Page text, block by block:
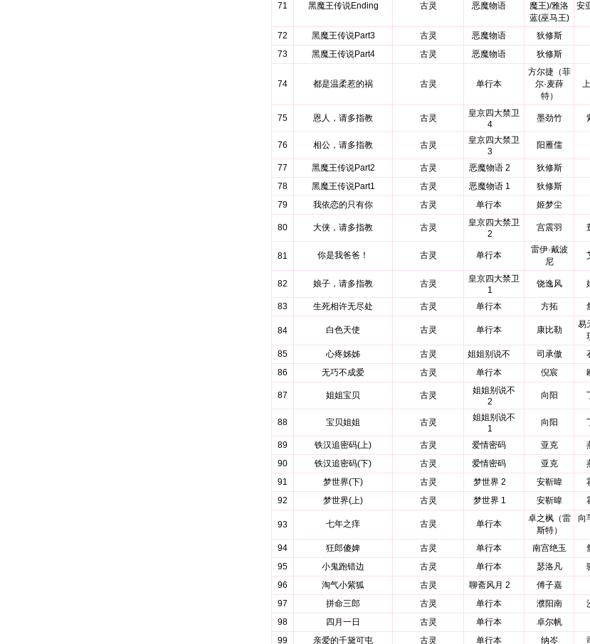
71 黑魔王传说Ending 古灵 恶魔物语
魔王)/雅洛
蓝(巫马王)
安
72 黑魔王传说Part3 古灵 恶魔物语 狄修斯
73
黑魔王传说Part4 古灵 恶魔物语 狄修斯
74 都是温柔惹的祸 古灵 单行本
方尔捷（菲
尔·麦薛
特）
75 恩人，请多指教 古灵
皇京四大禁卫
4
墨劲竹
76 相公，请多指教 古灵
皇京四大禁卫
3
阳雁儒
77 黑魔王传说Part2 古灵 恶魔物语 2 狄修斯
78
黑魔王传说Part1 古灵 恶魔物语 1 狄修斯
79
我依恋的只有你 古灵 单行本 姬梦尘
80 大侠，请多指教 古灵
皇京四大禁卫
2
宫震羽
81 你是我爸爸！ 古灵 单行本
雷伊·戴波
尼
82 娘子，请多指教 古灵
皇京四大禁卫
1
饶逸风
83 生死相许无尽处 古灵 单行本 方拓
84 白色天使 古灵 单行本 康比勒
易
85 心疼姊姊 古灵 姐姐别说不 司承傲
86
无巧不成爱 古灵 单行本 倪宸
87 姐姐宝贝 古灵
姐姐别说不
2
向阳
88 宝贝姐姐 古灵
姐姐别说不
1
向阳
89 铁汉追密码(上) 古灵 爱情密码 亚克
90
铁汉追密码(下) 古灵 爱情密码 亚克
91
梦世界(下) 古灵 梦世界 2 安靳暐
92
梦世界(上) 古灵 梦世界 1 安靳暐
93 七年之痒 古灵 单行本
卓之枫（雷
斯特）
向
94
狂郎傻婢 古灵 单行本 南宫绝玉
95
小鬼跑错边 古灵 单行本 瑟洛凡
96
淘气小紫狐 古灵 聊斋风月 2 傅子嘉
97
拼命三郎 古灵 单行本 濮阳南
98
四月一日 古灵 单行本 卓尔帆
99
亲爱的千黛可屯 古灵 单行本 纳岑